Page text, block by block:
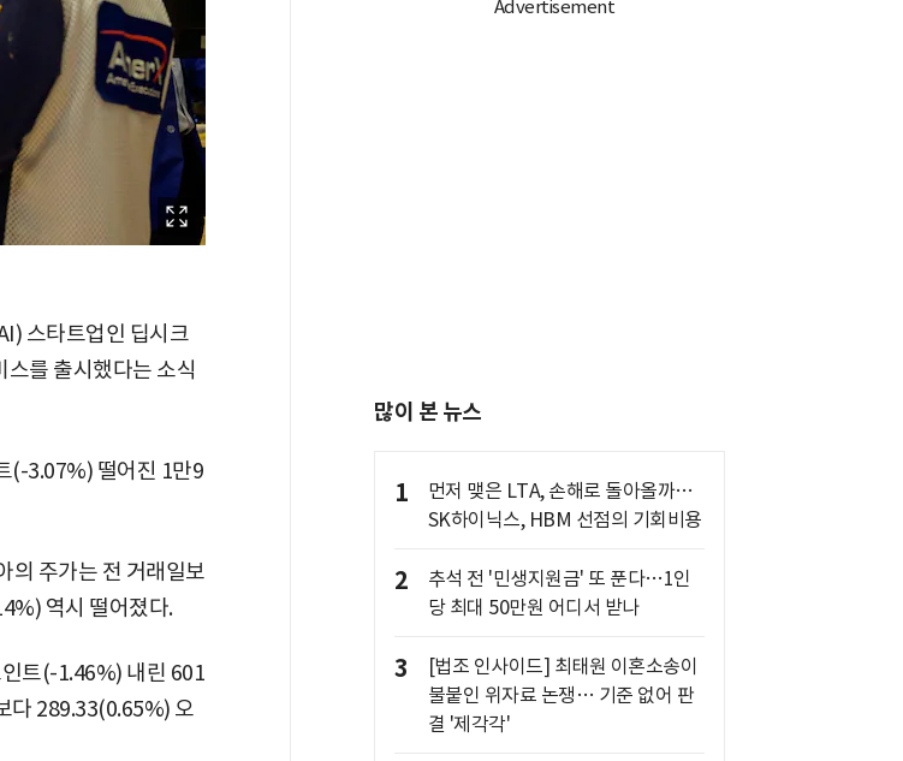
스타트업인 딥시크
를 출시했다는 소식
(-3.07%) 떨어진 1만9
의 주가는 전 거래일보
역시 떨어졌다.
트(-1.46%) 내린 601
다 289.33(0.65%) 오
많이 본 뉴스
1
먼저 맺은 LTA, 손해로 돌아올까…
SK하이닉스, HBM 선점의 기회비용
2
추석 전 '민생지원금' 또 푼다…1인
당 최대 50만원 어디서 받나
3
[법조 인사이드] 최태원 이혼소송이
불붙인 위자료 논쟁… 기준 없어 판
결 '제각각'